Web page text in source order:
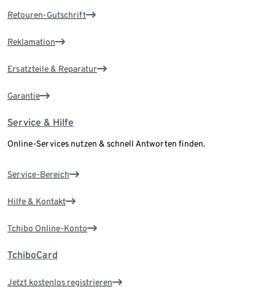
Retouren-Gutschrift
Reklamation
Ersatzteile & Reparatur
Garantie
Service & Hilfe
Online-Services nutzen & schnell Antworten finden.
Service-Bereich
Hilfe & Kontakt
Tchibo Online-Konto
TchiboCard
Jetzt kostenlos registrieren